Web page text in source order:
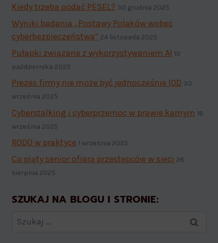
Kiedy trzeba podać PESEL? 30 grudnia 2025
Wyniki badania „Postawy Polaków wobec
cyberbezpieczeństwa” 24 listopada 2025
Pułapki związane z wykorzystywaniem AI 10
października 2025
Prezes firmy nie może być jednocześnie IOD 30
września 2025
Cyberstalking i cyberprzemoc w prawie karnym 18
września 2025
RODO w praktyce 1 września 2025
Co piąty senior ofiarą przestępców w sieci 26
sierpnia 2025
SZUKAJ NA BLOGU I STRONIE:
Szukaj: